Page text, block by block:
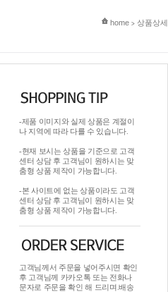
현재 위치
home > 상품상세
-제품 이미지와 실제 상품은 계절이
나 지역에 따라 다를 수 있습니다.
-현재 보시는 상품을 기준으로 고객
센터 상담 후 고객님이 원하시는 맞
춤형 상품 제작이 가능합니다.
-본 사이트에 없는 상품이라도 고객
센터 상담 후 고객님이 원하시는 맞
춤형 상품 제작이 가능합니다.
고객님께서 주문을 넣어주시면 확인
후 고객님께 카카오톡 또는 전화나
문자로 주문을 확인 해 드리며.배송